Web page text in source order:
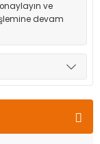
ve
devam